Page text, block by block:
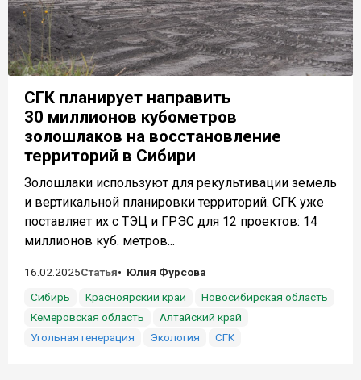
СГК планирует направить
30 миллионов кубометров
золошлаков на восстановление
территорий в Сибири
Золошлаки используют для рекультивации земель
и вертикальной планировки территорий. СГК уже
поставляет их с ТЭЦ и ГРЭС для 12 проектов: 14
миллионов куб. метров...
16.02.2025Статья
Юлия Фурсова
Сибирь
Красноярский край
Новосибирская область
Кемеровская область
Алтайский край
Угольная генерация
Экология СГК